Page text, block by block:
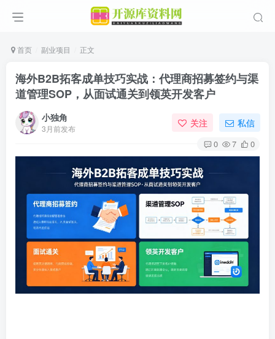
首页 副业项目 正文
海外B2B拓客成单技巧实战：代理商招募签约与渠
道管理SOP，从面试通关到领英开发客户
小独角
3月前发布 关注 私信
0 7 0